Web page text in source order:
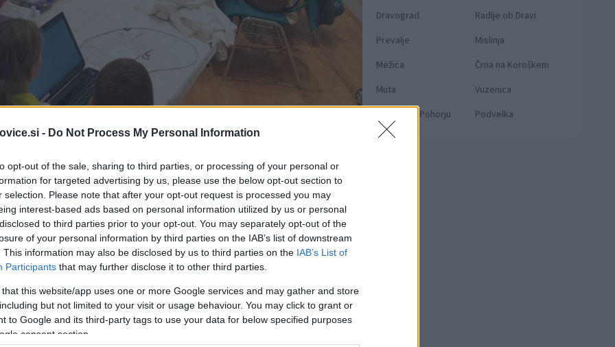
- Do Not Process My Personal Information
opt-out of the sale, sharing to third parties, or processing of your personal or
for targeted advertising by us, please use the below opt-out section to
selection. Please note that after your opt-out request is processed you may
interest-based ads based on personal information utilized by us or personal
to third parties prior to your opt-out. You may separately opt-out of the
of your personal information by third parties on the IAB’s list of downstream
This information may also be disclosed by us to third parties on the IAB’s List of
Participants that may further disclose it to other third parties.
that this website/app uses one or more Google services and may gather and store
but not limited to your visit or usage behaviour. You may click to grant or
to Google and its third-party tags to use your data for below specified purposes
consent section.
za javno zdravje vsako leto spomladi povabi malčke
krvi za preverjanje vsebnosti svinca. Tudi letos
novega koronavirusa potekali kasneje. Morda
kakovosti okolja v Zgornji Mežiški dolini, ki je
vsebnosti svinca v krvi otrok veljajo za enega od
država od leta 2008 financira v občinah Črna na Koroškem
Dravograd
Radlje ob Dravi
Prevalje
Mislinja
Mežica
Črna na Koroškem
Muta
Vuzenica
Ribnica na Pohorju
Podvelka